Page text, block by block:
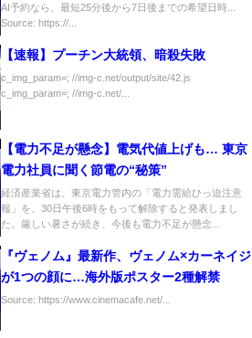
AI予約なら、最短25分後から7日後までの希望日時...
Source: https://...
【速報】プーチン大統領、暗殺失敗
c_img_param=; //img-c.net/output/site/42.js
c_img_param=; //img-c.net/...
【電力不足が懸念】電気代値上げも… 東京
電力社員に聞く節電の“秘策”
経済産業省は、東京電力管内の「電力需給ひっ迫注意
報」を、30日午後6時をもって解除すると発表しまし
た。厳しい暑さが続き、今後も電力不足が懸念...
『ヴェノム』最新作、ヴェノム×カーネイジ
が1つの顔に…海外版ポスター2種解禁
Source: https://www.cinemacafe.net/...